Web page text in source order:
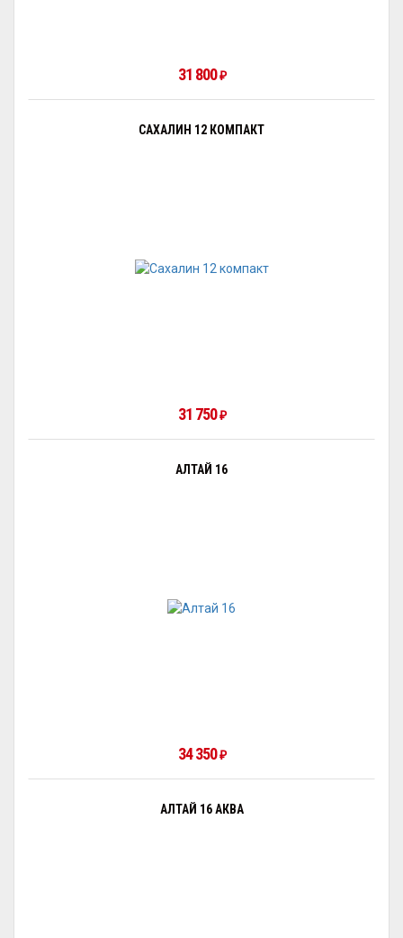
31 800₽
САХАЛИН 12 КОМПАКТ
31 750₽
АЛТАЙ 16
34 350₽
АЛТАЙ 16 АКВА